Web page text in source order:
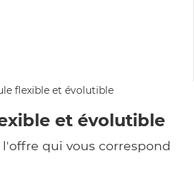
et évolutible
l'offre qui vous correspond